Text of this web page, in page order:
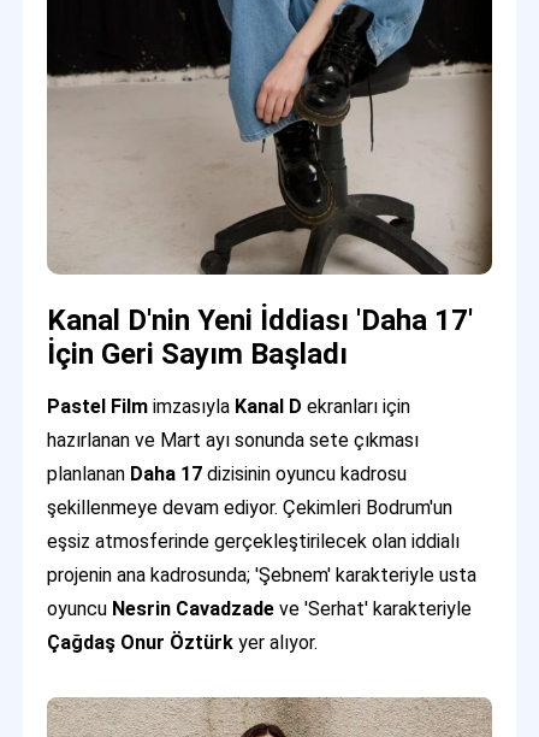
Kanal D'nin Yeni İddiası 'Daha 17'
İçin Geri Sayım Başladı
Pastel Film imzasıyla Kanal D ekranları için
hazırlanan ve Mart ayı sonunda sete çıkması
planlanan Daha 17 dizisinin oyuncu kadrosu
şekillenmeye devam ediyor. Çekimleri Bodrum'un
eşsiz atmosferinde gerçekleştirilecek olan iddialı
projenin ana kadrosunda; 'Şebnem' karakteriyle usta
oyuncu Nesrin Cavadzade ve 'Serhat' karakteriyle
Çağdaş Onur Öztürk yer alıyor.